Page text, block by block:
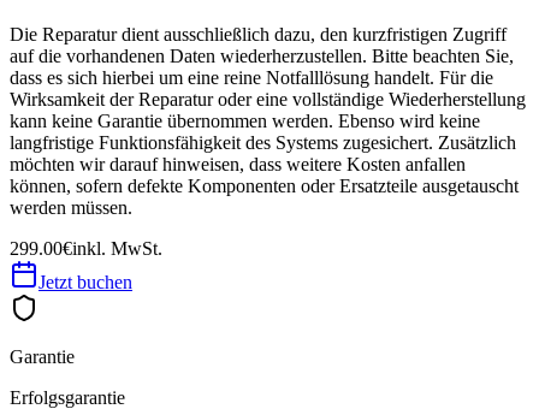
Die Reparatur dient ausschließlich dazu, den kurzfristigen Zugriff
auf die vorhandenen Daten wiederherzustellen. Bitte beachten Sie,
dass es sich hierbei um eine reine Notfalllösung handelt. Für die
Wirksamkeit der Reparatur oder eine vollständige Wiederherstellung
kann keine Garantie übernommen werden. Ebenso wird keine
langfristige Funktionsfähigkeit des Systems zugesichert. Zusätzlich
möchten wir darauf hinweisen, dass weitere Kosten anfallen
können, sofern defekte Komponenten oder Ersatzteile ausgetauscht
werden müssen.
299.00€inkl. MwSt.
Jetzt buchen
Garantie
Erfolgsgarantie